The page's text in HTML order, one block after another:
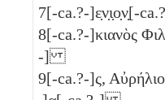
7[-ca.?-]ε̣ν̣ι̣ο̣ν̣[-
8[-ca.?-]κιανὸς
-]
9[-ca.?-]ς,